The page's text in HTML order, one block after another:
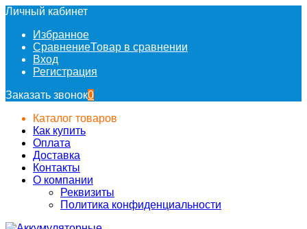
Личный кабинет
Избранное
СравнениеТовар в сравнении
Вход
Регистрация
Заказать звонок0
Каталог товаров
Как купить
Оплата
Доставка
Контакты
О компании
Реквизиты
Политика конфиденциальности